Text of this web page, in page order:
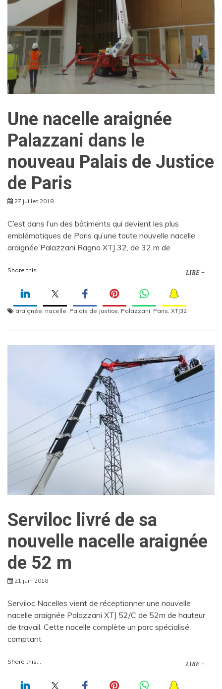
Une nacelle araignée
Palazzani dans le
nouveau Palais de Justice
de Paris
27 juillet 2018
C’est dans l’un des bâtiments qui devient les plus
emblématiques de Paris qu’une toute nouvelle nacelle
araignée Palazzani Ragno XTJ 32, de 32 m de
Share this... LIRE +
araignée nacelle Palais de Justice Palazzani Paris XTJ32
Serviloc livré de sa
nouvelle nacelle araignée
de 52 m
21 juin 2018
Serviloc Nacelles vient de réceptionner une nouvelle
nacelle araignée Palazzani XTJ 52/C de 52m de hauteur
de travail. Cette nacelle complète un parc spécialisé
comptant
Share this... LIRE +